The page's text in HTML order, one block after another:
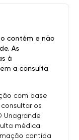
contém e não
As
à
a consulta
com base
os
Unagrande
médica.
contida